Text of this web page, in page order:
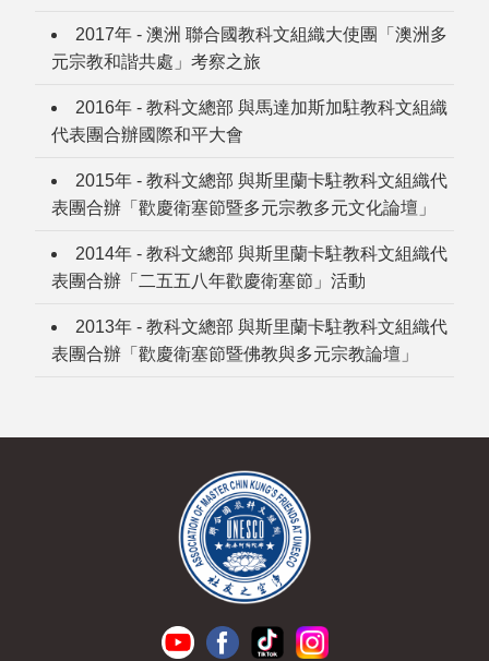
2017年 - 澳洲 聯合國教科文組織大使團「澳洲多
元宗教和諧共處」考察之旅
2016年 - 教科文總部 與馬達加斯加駐教科文組織
代表團合辦國際和平大會
2015年 - 教科文總部 與斯里蘭卡駐教科文組織代
表團合辦「歡慶衛塞節暨多元宗教多元文化論壇」
2014年 - 教科文總部 與斯里蘭卡駐教科文組織代
表團合辦「二五五八年歡慶衛塞節」活動
2013年 - 教科文總部 與斯里蘭卡駐教科文組織代
表團合辦「歡慶衛塞節暨佛教與多元宗教論壇」